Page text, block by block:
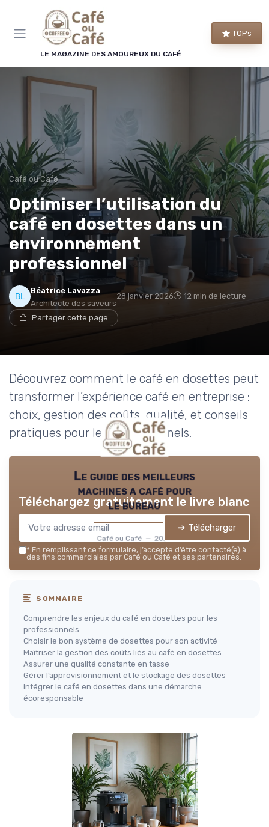
LE MAGAZINE DES AMOUREUX DU CAFÉ
TOPs
Café ou Café
Optimiser l’utilisation du
café en dosettes dans un
environnement
professionnel
Béatrice Lavazza
Architecte des saveurs
28 janvier 2026 12 min de lecture
Partager cette page
Découvrez comment le café en dosettes peut
transformer l’expérience café en entreprise :
choix, gestion des coûts, qualité, et conseils
pratiques pour les professionnels.
Le guide des meilleurs
machines a café pour
le bureau
Café ou Café — 2026
Téléchargez gratuitement le livre blanc
➔ Télécharger
* En remplissant ce formulaire, j’accepte d’être contacté(e) à
des fins commerciales par Café ou Café et ses partenaires.
SOMMAIRE
Comprendre les enjeux du café en dosettes pour les
professionnels
Choisir le bon système de dosettes pour son activité
Maîtriser la gestion des coûts liés au café en dosettes
Assurer une qualité constante en tasse
Gérer l’approvisionnement et le stockage des dosettes
Intégrer le café en dosettes dans une démarche
écoresponsable
Panneau de gestion des cookies